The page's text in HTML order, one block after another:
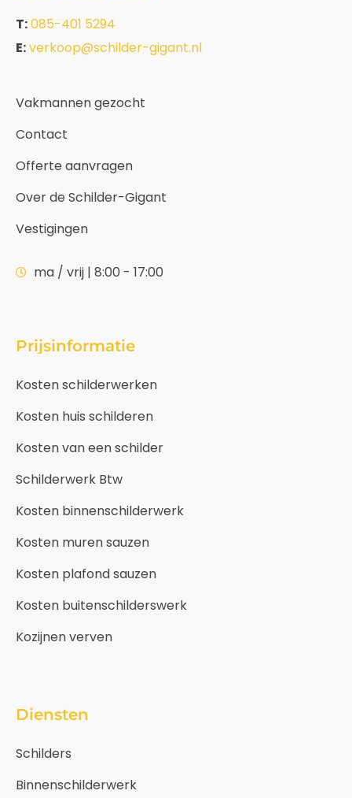
T:085-401 5294
E:verkoop@schilder-gigant.nl
Vakmannen gezocht
Contact
Offerte aanvragen
Over de Schilder-Gigant
Vestigingen
ma / vrij | 8:00 - 17:00
Prijsinformatie
Kosten schilderwerken
Kosten huis schilderen
Kosten van een schilder
Schilderwerk Btw
Kosten binnenschilderwerk
Kosten muren sauzen
Kosten plafond sauzen
Kosten buitenschilderswerk
Kozijnen verven
Diensten
Schilders
Binnenschilderwerk